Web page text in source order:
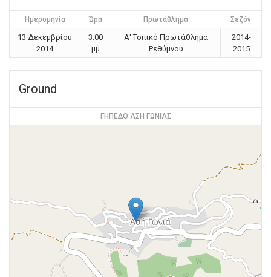
Ημερομηνία Ώρα Πρωτάθλημα Σεζόν
13 Δεκεμβρίου
2014
3:00
μμ
Α' Τοπικό Πρωτάθλημα
Ρεθύμνου
2014-
2015
Ground
ΓΗΠΕΔΟ ΑΣΗ ΓΩΝΙΑΣ